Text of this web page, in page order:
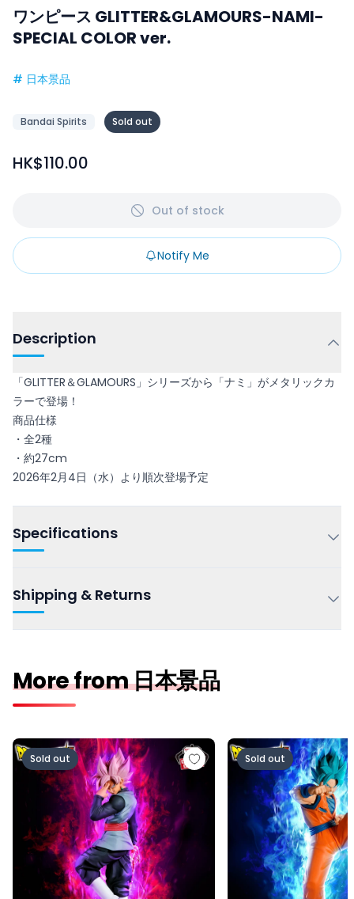
ワンピース GLITTER&GLAMOURS-NAMI-
SPECIAL COLOR ver.
# 日本景品
Bandai Spirits Sold out
HK$110.00
Out of stock
Notify Me
Description
「GLITTER＆GLAMOURS」シリーズから「ナミ」がメタリックカ
ラーで登場！
商品仕様
・全2種
・約27cm
2026年2月4日（水）より順次登場予定
Specifications
Shipping & Returns
More from 日本景品
ドラゴンボール超 MATCH MAKERS ゴクウブラック-超サ
Sold out
ドラゴンボール超
Sold out